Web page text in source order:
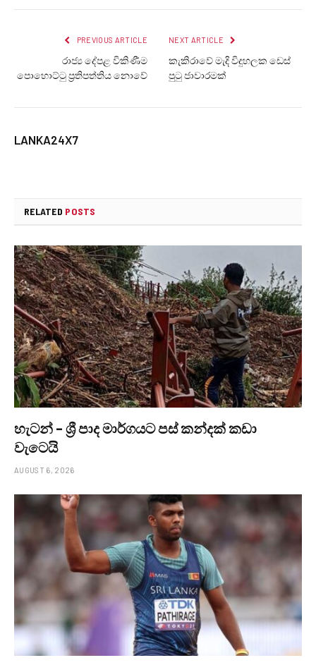
PREVIOUS ARTICLE
රාජ්‍ය දේපළ විකිණීම
පොහොට්ටු ප්‍රතිපත්තිය නොවේ
NEXT ARTICLE
කැකිරාවේ මැදි විදුහලක ඩෙස්
පුටු ජාවාරමක්
LANKA24X7
RELATED POSTS
හැටන් – ශ්‍රී පාද මාර්ගයට පස් කන්දක් කඩා
වැටෙයි
AUGUST 6, 2026